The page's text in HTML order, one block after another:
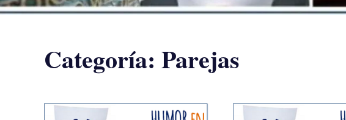
Categoría: Parejas